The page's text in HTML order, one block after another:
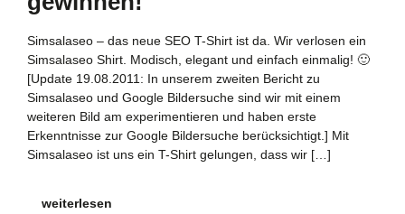
Simsalaseo – das neue SEO T-Shirt ist da. Wir verlosen ein
Simsalaseo Shirt. Modisch, elegant und einfach einmalig! 🙂
[Update 19.08.2011: In unserem zweiten Bericht zu
Simsalaseo und Google Bildersuche sind wir mit einem
weiteren Bild am experimentieren und haben erste
Erkenntnisse zur Google Bildersuche berücksichtigt.] Mit
Simsalaseo ist uns ein T-Shirt gelungen, dass wir […]
weiterlesen